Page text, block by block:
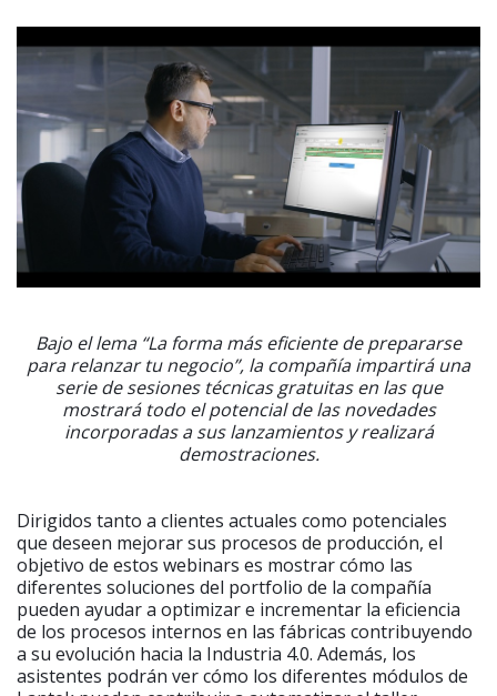
Bajo el lema “La forma más eficiente de prepararse
para relanzar tu negocio”, la compañía impartirá una
serie de sesiones técnicas gratuitas en las que
mostrará todo el potencial de las novedades
incorporadas a sus lanzamientos y realizará
demostraciones.
Dirigidos tanto a clientes actuales como potenciales
que deseen mejorar sus procesos de producción, el
objetivo de estos webinars es mostrar cómo las
diferentes soluciones del portfolio de la compañía
pueden ayudar a optimizar e incrementar la eficiencia
de los procesos internos en las fábricas contribuyendo
a su evolución hacia la Industria 4.0. Además, los
asistentes podrán ver cómo los diferentes módulos de